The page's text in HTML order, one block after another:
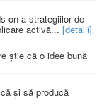
on a strategiilor de
activă... [detalii]
știe că o idee bună
și să producă